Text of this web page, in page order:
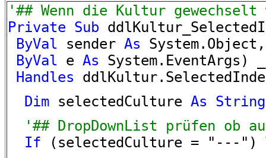
'## Wenn die Kultur
Private Sub
ByVal sender As
ByVal e As System.EventArgs) _
Handles
Dim selectedCulture As String
'## DropDownList prüfen ob
If (selectedCulture = "---")